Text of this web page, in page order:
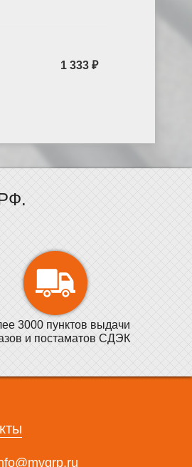
1 333 ₽
3000 пунктов выдачи
и постаматов СДЭК